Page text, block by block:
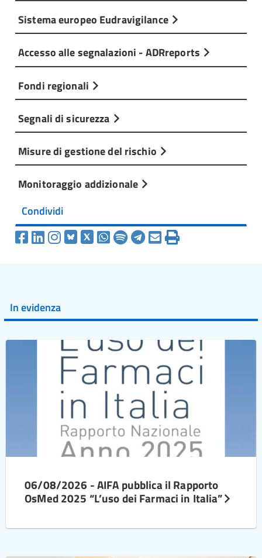
Sistema europeo Eudravigilance
Accesso alle segnalazioni - ADRreports
Fondi regionali
Segnali di sicurezza
Misure di gestione del rischio
Monitoraggio addizionale
Condividi
In evidenza
06/08/2026 - AIFA pubblica il Rapporto
OsMed 2025 “L’uso dei Farmaci in Italia”